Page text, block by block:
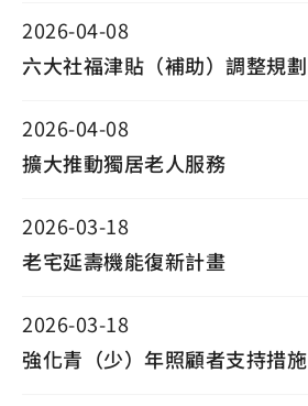
2026-04-08
六大社福津貼（補助）調整規劃
2026-04-08
擴大推動獨居老人服務
2026-03-18
老宅延壽機能復新計畫
2026-03-18
強化青（少）年照顧者支持措施